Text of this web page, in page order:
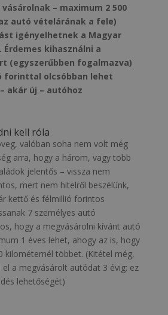
– maximum 2 500
autó vételárának a fele)
igényelhetnek a Magyar
kihasználni a
(egyszerűbben fogalmazva)
forinttal olcsóbban lehet
akár új – autóhoz
kell róla
valóban soha nem volt még
arra, hogy a három, vagy több
jelentős – vissza nem
mert nem hitelről beszélünk,
kettő és félmillió forintos
7 személyes autó
hogy a megvásárolni kívánt autó
1 éves lehet, ahogy az is, hogy
kilométernél többet. (Kitétel még,
a megvásárolt autódat 3 évig: ez
lehetőségét)